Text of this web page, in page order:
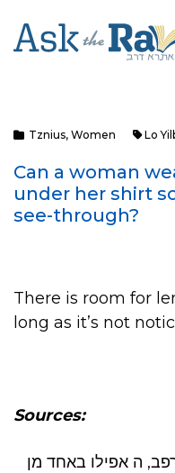
Tznius, Women Lo
Can a woman
under her shirt
see-through?
There is room for
long as it’s not
Sources:
ה אפילו באחד מן